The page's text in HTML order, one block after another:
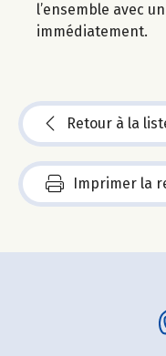
l’ensemble avec
immédiatement.
Retour à la
Imprimer la